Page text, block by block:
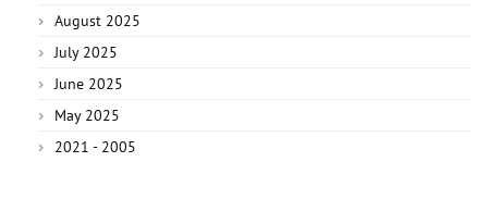
August 2025
July 2025
June 2025
May 2025
2021 - 2005